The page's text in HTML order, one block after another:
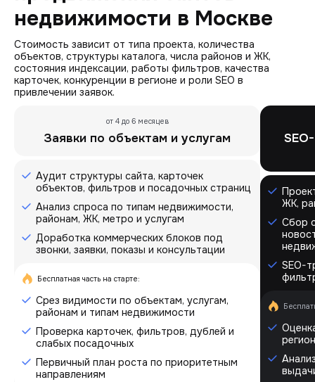
недвижимости в Москве
Стоимость зависит от типа проекта, количества
объектов, структуры каталога, числа районов и ЖК,
состояния индексации, работы фильтров, качества
карточек, конкуренции в регионе и роли SEO в
привлечении заявок.
от 4 до 6 месяцев
Заявки по объектам и услугам
Аудит структуры сайта, карточек
объектов, фильтров и посадочных страниц
Анализ спроса по типам недвижимости,
районам, ЖК, метро и услугам
Доработка коммерческих блоков под
звонки, заявки, показы и консультации
Бесплатная часть на старте:
Срез видимости по объектам, услугам,
районам и типам недвижимости
Проверка карточек, фильтров, дублей и
слабых посадочных
Первичный план роста по приоритетным
направлениям
ЖК,
Сбор
SEO-